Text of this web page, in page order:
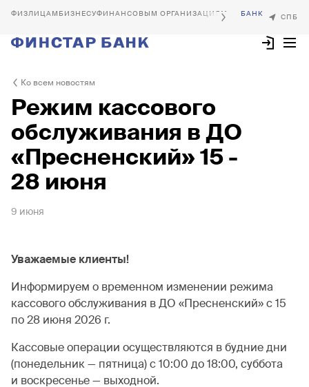
БИЗНЕСУФИНАНСОВЫМ ОРГАНИЗАЦИЯМ
Ко всем новостям
Режим кассового
обслуживания в ДО
«Пресненский» 15 -
28 июня
9 июня
Уважаемые клиенты!
Информируем о временном изменении режима
кассового обслуживания в ДО «Пресненский» с 15
по 28 июня 2026 г.
Кассовые операции осуществляются в будние дни
(понедельник — пятница) с 10:00 до 18:00, суббота
и воскресенье — выходной.